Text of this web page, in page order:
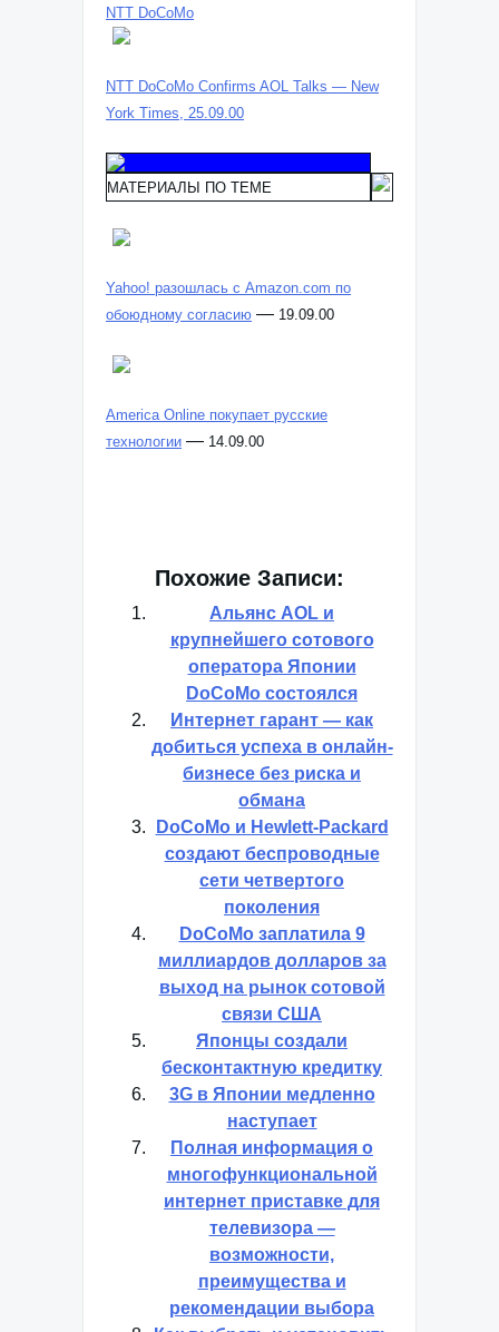
NTT DoCoMo
NTT DoCoMo Confirms AOL Talks — New
York Times, 25.09.00
МАТЕРИАЛЫ ПО ТЕМЕ
Yahoo! разошлась с Amazon.com по
обоюдному согласию — 19.09.00
America Online покупает русские
технологии — 14.09.00
Похожие Записи:
Альянс AOL и
крупнейшего сотового
оператора Японии
DoCoMo состоялся
Интернет гарант — как
добиться успеха в онлайн-
бизнесе без риска и
обмана
DoCoMo и Hewlett-Packard
создают беспроводные
сети четвертого
поколения
DoCoMo заплатила 9
миллиардов долларов за
выход на рынок сотовой
связи США
Японцы создали
бесконтактную кредитку
3G в Японии медленно
наступает
Полная информация о
многофункциональной
интернет приставке для
телевизора —
возможности,
преимущества и
рекомендации выбора